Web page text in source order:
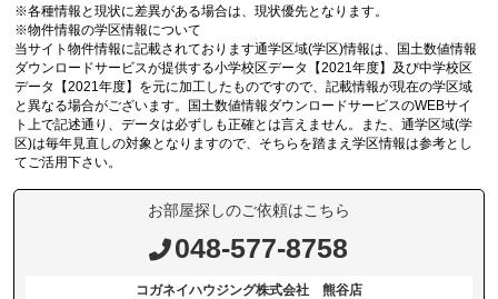
※各種情報と現状に差異がある場合は、現状優先となります。
※物件情報の学区情報について
当サイト物件情報に記載されております通学区域(学区)情報は、国土数値情報
ダウンロードサービスが提供する小学校区データ【2021年度】及び中学校区
データ【2021年度】を元に加工したものですので、記載情報が現在の学区域
と異なる場合がございます。国土数値情報ダウンロードサービスのWEBサイ
ト上で記述通り、データは必ずしも正確とは言えません。また、通学区域(学
区)は毎年見直しの対象となりますので、そちらを踏まえ学区情報は参考とし
てご活用下さい。
お部屋探しのご依頼はこちら
048-577-8758
コガネイハウジング株式会社 熊谷店